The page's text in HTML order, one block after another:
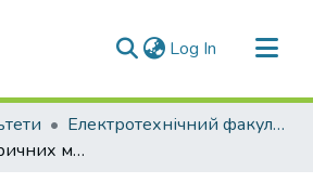
Log In (current)
Електротехнічний факультет
Кафедра електричних машин (Кафедра ЕМ)